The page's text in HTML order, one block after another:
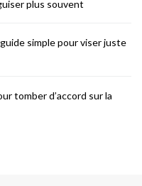
plus souvent
simple pour viser juste
tomber d’accord sur la